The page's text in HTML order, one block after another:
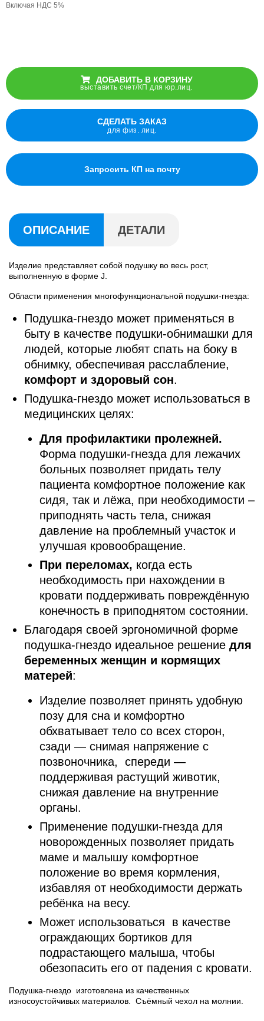
Включая НДС 5%
ДОБАВИТЬ В КОРЗИНУ
выставить счет/КП для юр.лиц.
СДЕЛАТЬ ЗАКАЗ
для физ. лиц.
Запросить КП на почту
ОПИСАНИЕ ДЕТАЛИ
Изделие представляет собой подушку во весь рост,
выполненную в форме J.
Области применения многофункциональной подушки-гнезда:
Подушка-гнездо может применяться в
быту в качестве подушки-обнимашки для
людей, которые любят спать на боку в
обнимку, обеспечивая расслабление,
комфорт и здоровый сон.
Подушка-гнездо может использоваться в
медицинских целях:
Для профилактики пролежней.
Форма подушки-гнезда для лежачих
больных позволяет придать телу
пациента комфортное положение как
сидя, так и лёжа, при необходимости –
приподнять часть тела, снижая
давление на проблемный участок и
улучшая кровообращение.
При переломах, когда есть
необходимость при нахождении в
кровати поддерживать повреждённую
конечность в приподнятом состоянии.
Благодаря своей эргономичной форме
подушка-гнездо идеальное решение для
беременных женщин и кормящих
матерей:
Изделие позволяет принять удобную
позу для сна и комфортно
обхватывает тело со всех сторон,
сзади — снимая напряжение с
позвоночника, спереди —
поддерживая растущий животик,
снижая давление на внутренние
органы.
Применение подушки-гнезда для
новорожденных позволяет придать
маме и малышу комфортное
положение во время кормления,
избавляя от необходимости держать
ребёнка на весу.
Может использоваться в качестве
ограждающих бортиков для
подрастающего малыша, чтобы
обезопасить его от падения с кровати.
Подушка-гнездо изготовлена из качественных
износоустойчивых материалов. Съёмный чехол на молнии.